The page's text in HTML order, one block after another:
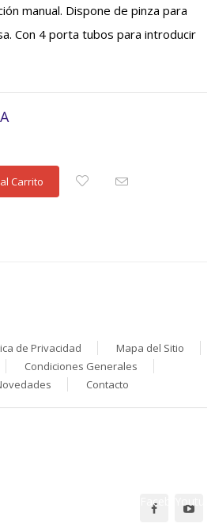
manual. Dispone de pinza para
Con 4 porta tubos para introducir
A
Carrito
de Privacidad
Mapa del Sitio
Condiciones Generales
Contacto
Facebook